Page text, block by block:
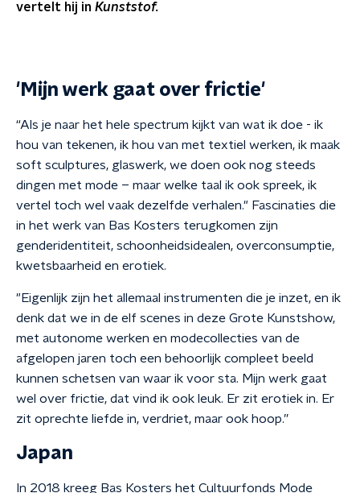
vertelt hij in Kunststof.
'Mijn werk gaat over frictie'
“Als je naar het hele spectrum kijkt van wat ik doe - ik
hou van tekenen, ik hou van met textiel werken, ik maak
soft sculptures, glaswerk, we doen ook nog steeds
dingen met mode – maar welke taal ik ook spreek, ik
vertel toch wel vaak dezelfde verhalen." Fascinaties die
in het werk van Bas Kosters terugkomen zijn
genderidentiteit, schoonheidsidealen, overconsumptie,
kwetsbaarheid en erotiek.
"Eigenlijk zijn het allemaal instrumenten die je inzet, en ik
denk dat we in de elf scenes in deze Grote Kunstshow,
met autonome werken en modecollecties van de
afgelopen jaren toch een behoorlijk compleet beeld
kunnen schetsen van waar ik voor sta. Mijn werk gaat
wel over frictie, dat vind ik ook leuk. Er zit erotiek in. Er
zit oprechte liefde in, verdriet, maar ook hoop.”
Japan
In 2018 kreeg Bas Kosters het Cultuurfonds Mode